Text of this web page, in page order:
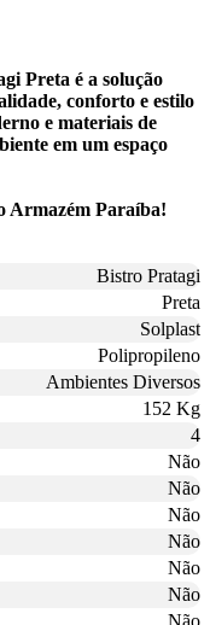
Preta é a solução
conforto e estilo
e materiais de
em um espaço
Armazém Paraíba!
Bistro Pratagi
Preta
Solplast
Polipropileno
Ambientes Diversos
152 Kg
4
Não
Não
Não
Não
Não
Não